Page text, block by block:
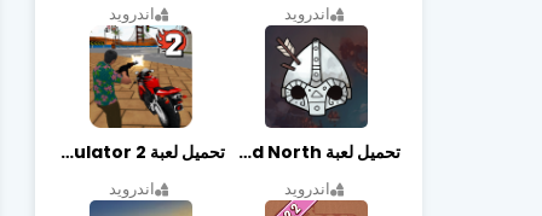
اندرويد اندرويد
تحميل لعبة Bad North مهكرة آخر إصدار
اندرويد
تحميل لعبة Vegas crime simulator 2 مهكرة اخر اصدار
اندرويد